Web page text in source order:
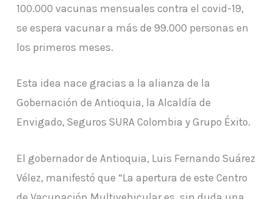
100.000 vacunas mensuales contra el covid-19,
se espera vacunar a más de 99.000 personas en
los primeros meses.
Esta idea nace gracias a la alianza de la
Gobernación de Antioquia, la Alcaldía de
Envigado, Seguros SURA Colombia y Grupo Éxito.
El gobernador de Antioquia, Luis Fernando Suárez
Vélez, manifestó que “La apertura de este Centro